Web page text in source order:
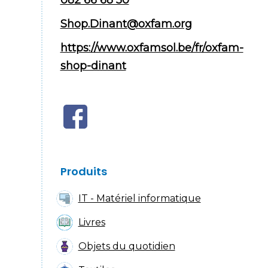
Shop.Dinant@oxfam.org
https://www.oxfamsol.be/fr/oxfam-
shop-dinant
Produits
IT - Matériel informatique
Livres
Objets du quotidien